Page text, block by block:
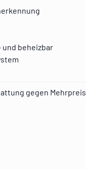
beheizbar
gegen Mehrpreis.